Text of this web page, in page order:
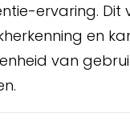
ervaring. Dit
en
van